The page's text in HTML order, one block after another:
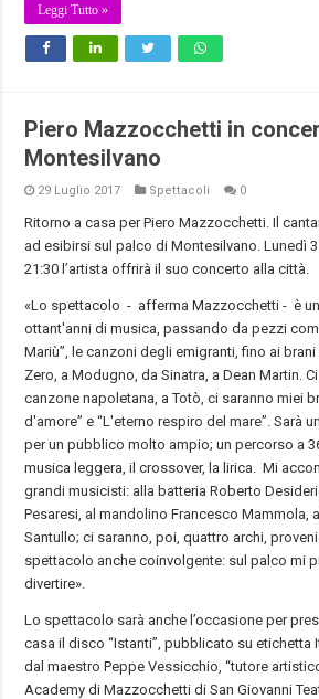
Leggi Tutto »
Piero Mazzocchetti in
Montesilvano
29 Luglio 2017 Spettacoli 0
Ritorno a casa per Piero Mazzocchetti. Il
ad esibirsi sul palco di Montesilvano. Lunedì
21:30 l’artista offrirà il suo concerto alla città.
«Lo spettacolo - afferma Mazzocchetti - è
ottant'anni di musica, passando da pezzi
Mariù”, le canzoni degli emigranti, fino ai
Zero, a Modugno, da Sinatra, a Dean Martin.
canzone napoletana, a Totò, ci saranno miei
d'amore” e “L'eterno respiro del mare”. Sarà
per un pubblico molto ampio; un percorso a
musica leggera, il crossover, la lirica. Mi
grandi musicisti: alla batteria Roberto
Pesaresi, al mandolino Francesco Mammola,
Santullo; ci saranno, poi, quattro archi,
spettacolo anche coinvolgente: sul palco mi
divertire».
Lo spettacolo sarà anche l’occasione per
casa il disco “Istanti”, pubblicato su etichetta
dal maestro Peppe Vessicchio, “tutore
Academy di Mazzocchetti di San Giovanni